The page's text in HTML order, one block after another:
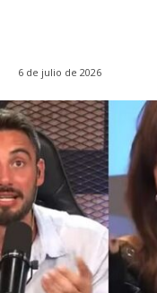
6 de julio de 2026